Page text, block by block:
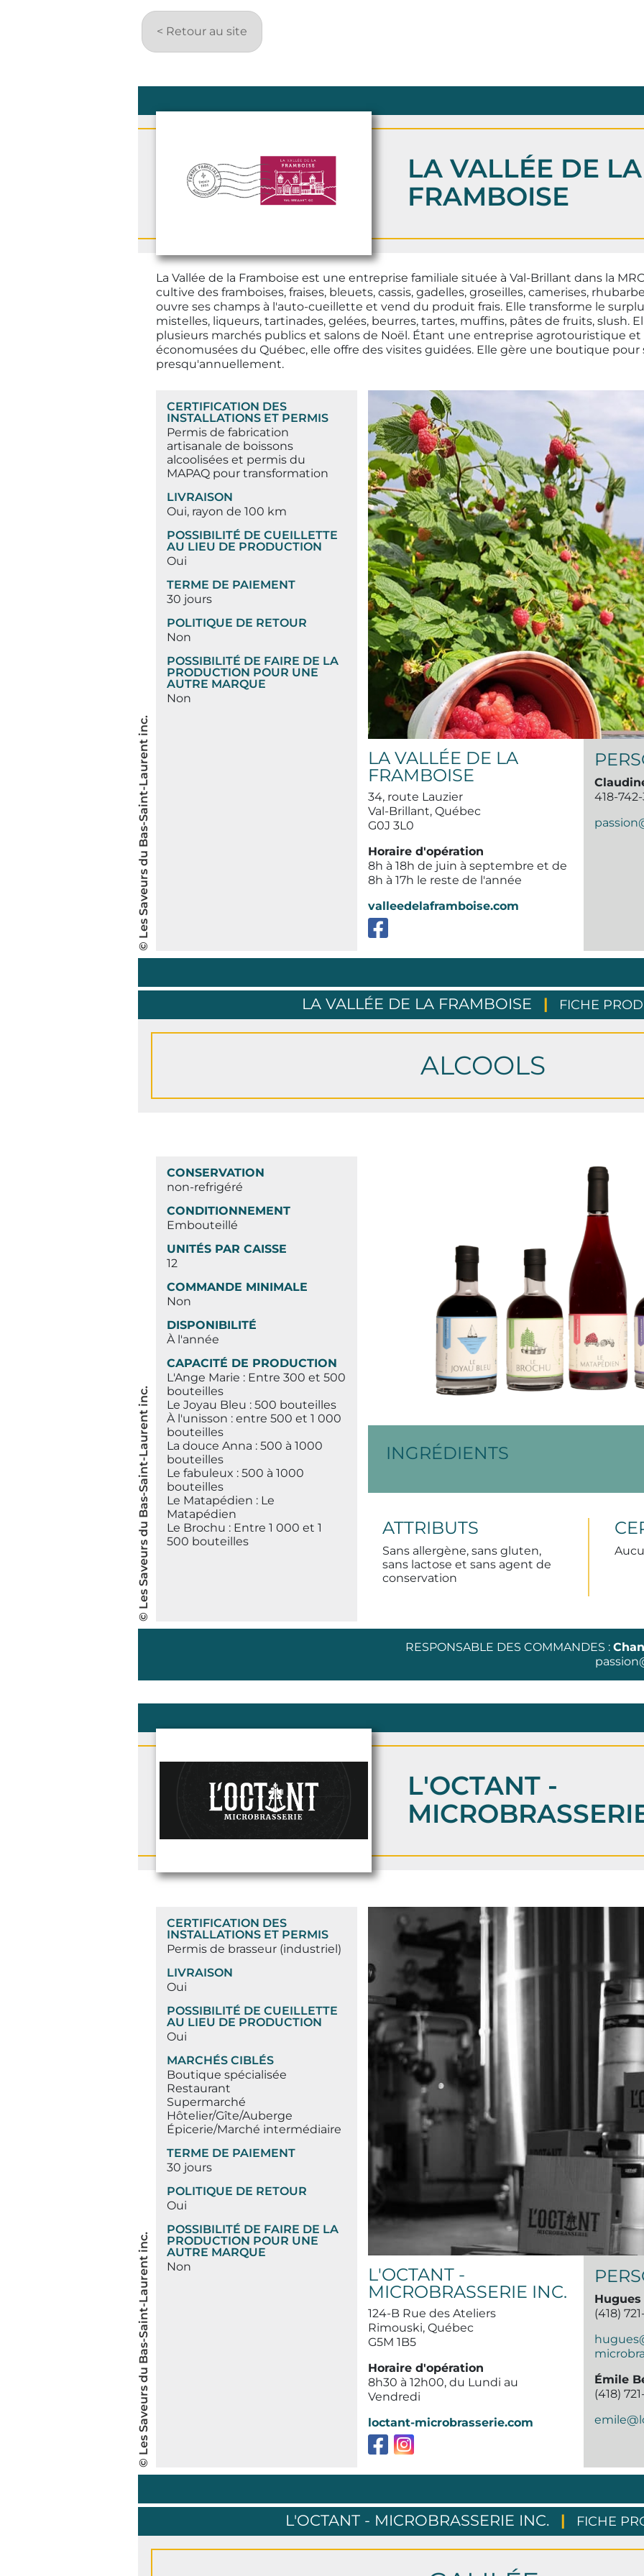
< Retour au site
LA VALLÉE DE LA
FRAMBOISE
La Vallée de la Framboise est une entreprise familiale située à Val-Brillant dans la
cultive des framboises, fraises, bleuets, cassis, gadelles, groseilles, camerises,
ouvre ses champs à l'auto-cueillette et vend du produit frais. Elle transforme le
mistelles, liqueurs, tartinades, gelées, beurres, tartes, muffins, pâtes de fruits, slush.
plusieurs marchés publics et salons de Noël. Étant une entreprise agrotouristique
économusées du Québec, elle offre des visites guidées. Elle gère une boutique
presqu'annuellement.
© Les Saveurs du Bas-Saint-Laurent inc.
CERTIFICATION DES
INSTALLATIONS ET PERMIS
Permis de fabrication
artisanale de boissons
alcoolisées et permis du
MAPAQ pour transformation
LIVRAISON
Oui, rayon de 100 km
POSSIBILITÉ DE CUEILLETTE
AU LIEU DE PRODUCTION
Oui
TERME DE PAIEMENT
30 jours
POLITIQUE DE RETOUR
Non
POSSIBILITÉ DE FAIRE DE LA
PRODUCTION POUR UNE
AUTRE MARQUE
Non
LA VALLÉE DE LA
FRAMBOISE
34, route Lauzier
Val-Brillant, Québec
G0J 3L0
Horaire d'opération
8h à 18h de juin à septembre et de
8h à 17h le reste de l'année
valleedelaframboise.com
418-
LA VALLÉE DE LA FRAMBOISE | FICHE
ALCOOLS
© Les Saveurs du Bas-Saint-Laurent inc.
CONSERVATION
non-refrigéré
CONDITIONNEMENT
Embouteillé
UNITÉS PAR CAISSE
12
COMMANDE MINIMALE
Non
DISPONIBILITÉ
À l'année
CAPACITÉ DE PRODUCTION
L'Ange Marie : Entre 300 et 500
bouteilles
Le Joyau Bleu : 500 bouteilles
À l'unisson : entre 500 et 1 000
bouteilles
La douce Anna : 500 à 1000
bouteilles
Le fabuleux : 500 à 1000
bouteilles
Le Matapédien : Le
Matapédien
Le Brochu : Entre 1 000 et 1
500 bouteilles
INGRÉDIENTS
ATTRIBUTS
Sans allergène, sans gluten,
sans lactose et sans agent de
conservation
RESPONSABLE DES COMMANDES :
L'OCTANT -
© Les Saveurs du Bas-Saint-Laurent inc.
CERTIFICATION DES
INSTALLATIONS ET PERMIS
Permis de brasseur (industriel)
LIVRAISON
Oui
POSSIBILITÉ DE CUEILLETTE
AU LIEU DE PRODUCTION
Oui
MARCHÉS CIBLÉS
Boutique spécialisée
Restaurant
Supermarché
Hôtelier/Gîte/Auberge
Épicerie/Marché intermédiaire
TERME DE PAIEMENT
30 jours
POLITIQUE DE RETOUR
Oui
POSSIBILITÉ DE FAIRE DE LA
PRODUCTION POUR UNE
AUTRE MARQUE
Non
L'OCTANT -
MICROBRASSERIE INC.
124-B Rue des Ateliers
Rimouski, Québec
G5M 1B5
Horaire d'opération
8h30 à 12h00, du Lundi au
Vendredi
loctant-microbrasserie.com
(418)
Émile
(418)
L'OCTANT - MICROBRASSERIE INC. | FICHE